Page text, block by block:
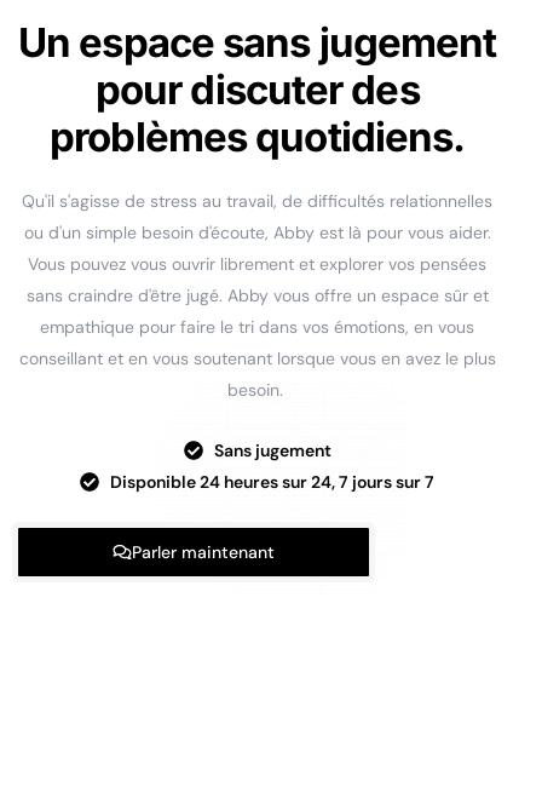
Un espace sans jugement
pour discuter des
problèmes quotidiens.
Qu'il s'agisse de stress au travail, de difficultés relationnelles
ou d'un simple besoin d'écoute, Abby est là pour vous aider.
Vous pouvez vous ouvrir librement et explorer vos pensées
sans craindre d'être jugé. Abby vous offre un espace sûr et
empathique pour faire le tri dans vos émotions, en vous
conseillant et en vous soutenant lorsque vous en avez le plus
besoin.
Sans jugement
Disponible 24 heures sur 24, 7 jours sur 7
Parler maintenant